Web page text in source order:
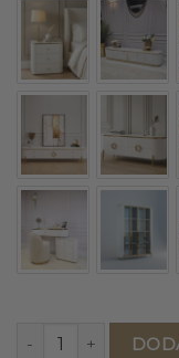
ilość KONSOLA